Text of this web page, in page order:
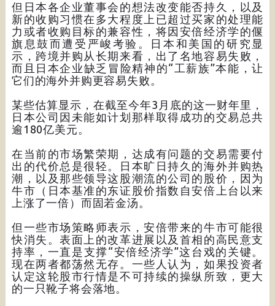
但日本各企业董事会的想法改变能否持久，以及
新的收购习惯在多大程度上已超过买家的处理能
力或者收购目标的兼容性，将因安倍经济学的偃
旗息鼓而遭受严峻考验。日本和美国的研究显
示，跨境并购从长期来看，出了名地容易失败，
而且日本企业缺乏冒险精神的“工薪族”本能，让
它们的海外并购更容易失败。
某些估算显示，在截至今年3月底的这一财年里，
日本公司因未能如计划那样取得成功的交易总共
逾180亿美元。
在当前的市场繁荣期，达成有问题的交易需要付
出的代价总是很轻。日本旷日持久的海外并购热
潮，以及那些领导这股潮流的公司的股价，因为
牛市（日本基准的东证股价指数自安倍上台以来
上涨了一倍）而固若金汤。
但一些市场策略师表示，安倍带来的牛市可能很
快消失。表面上的改革进展以及首相的高民意支
持率，一直是支撑“安倍经济学”这台戏的关键。
现在两者都荡然无存。一些人认为，如果投资者
认定这轮股市行情是不可持续的操纵所致，更大
的一只靴子将会落地。